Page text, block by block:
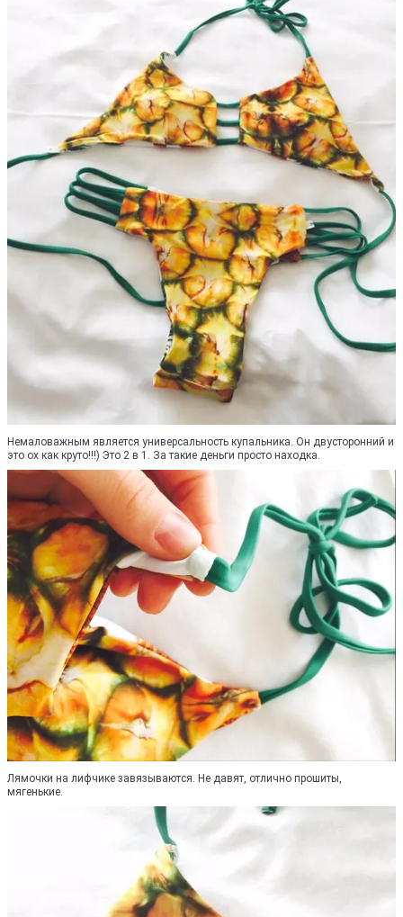
Немаловажным является универсальность купальника. Он двусторонний и
это ох как круто!!!) Это 2 в 1. За такие деньги просто находка.
Лямочки на лифчике завязываются. Не давят, отлично прошиты,
мягенькие.